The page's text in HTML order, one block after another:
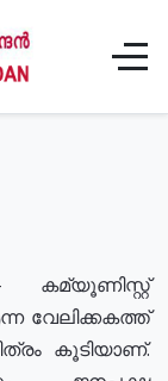
കമ്യൂണിസ്റ്റ്
വേലിക്കകത്ത്
കൂടിയാണ്.